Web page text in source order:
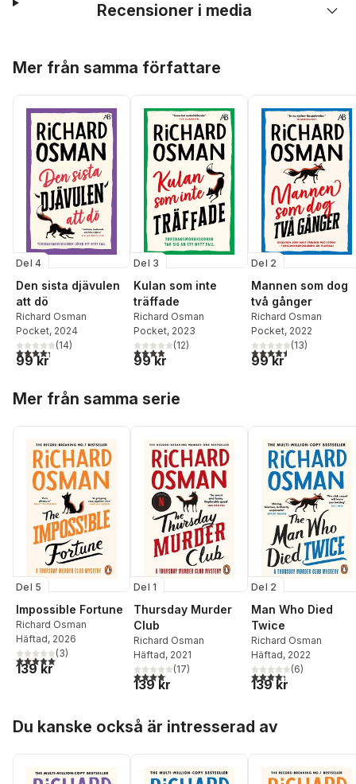
Recensioner i media
Mer från samma författare
Del 4
Den sista djävulen
att dö
Richard Osman
Pocket, 2024
4,3utav 5 stjärnor. Totalt antal röster:
(14)
99 kr
Del 3
Kulan som inte
träffade
Richard Osman
Pocket, 2023
3,9utav 5 stjärnor. Totalt antal röster:
(12)
99 kr
Del 2
Mannen som dog
två gånger
Richard Osman
Pocket, 2022
4,5utav 5 stjärnor.
(13)
99 kr
Mer från samma serie
Del 5
Impossible Fortune
Richard Osman
Häftad, 2026
5,0utav 5 stjärnor. Totalt antal röster:
(3)
139 kr
Del 1
Thursday Murder
Club
Richard Osman
Häftad, 2021
4,1utav 5 stjärnor. Totalt antal röster:
(17)
139 kr
Del 2
Man Who Died
Twice
Richard Osman
Häftad, 2022
4,3utav 5 stjärnor.
(6)
139 kr
Du kanske också är intresserad av